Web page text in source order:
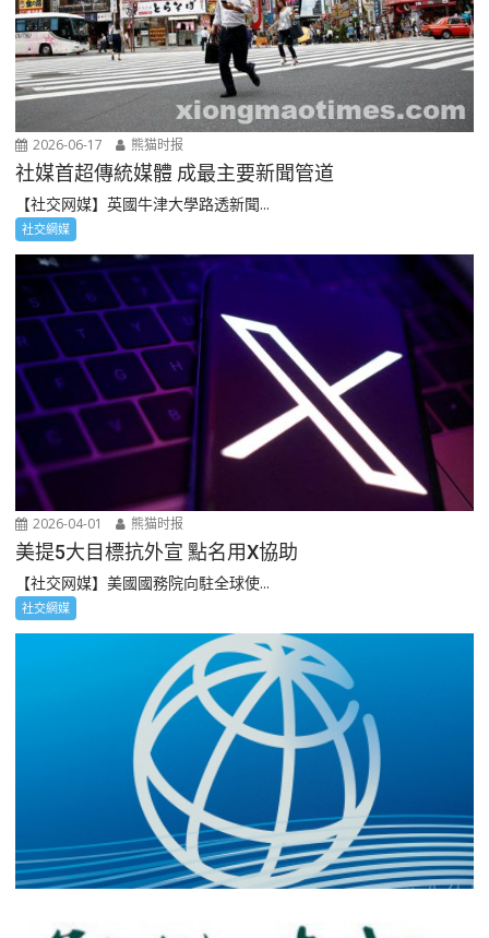
2026-06-17 熊猫时报
社媒首超傳統媒體 成最主要新聞管道
【社交网媒】英國牛津大學路透新聞...
社交網媒
2026-04-01 熊猫时报
美提5大目標抗外宣 點名用X協助
【社交网媒】美國國務院向駐全球使...
社交網媒